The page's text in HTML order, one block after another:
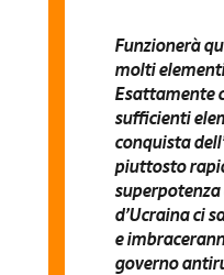
Funzionerà
molti
Esattamente
sufficienti
conquista
piuttosto
d’Ucraina ci
e
governo